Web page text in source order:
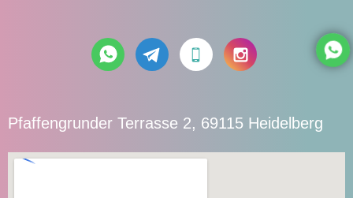
Pfaffengrunder Terrasse 2, 69115 Heidelberg